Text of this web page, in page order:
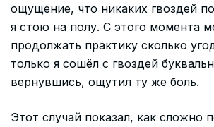
ощущение, что никаких гвоздей
я стою на полу. С этого момента
продолжать практику сколько
только я сошёл с гвоздей
вернувшись, ощутил ту же боль.
Этот случай показал, как сложно